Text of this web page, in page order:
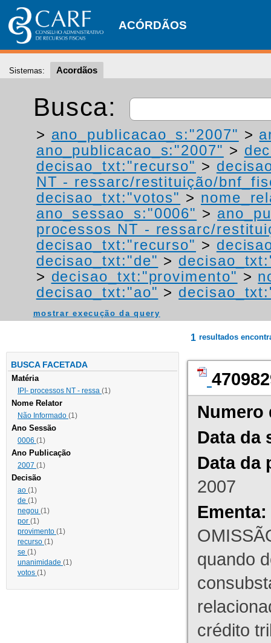
ACÓRDÃOS
Sistemas: Acordãos
Busca:
> ano_publicacao_s:"2007" >
ano_publicacao_s:"2007" >
decisao_txt:"recurso" >
NT - ressarc/restituição/
decisao_txt:"votos" >
ano_sessao_s:"0006" >
processos NT - ressarc/
decisao_txt:"recurso" >
decisao_txt:"de" >
> decisao_txt:"provimento" >
decisao_txt:"ao" >
mostrar execução da query
BUSCA FACETADA
Matéria
IPI- processos NT - ressa (1)
Nome Relator
Não Informado (1)
Ano Sessão
0006 (1)
Ano Publicação
2007 (1)
Decisão
ao (1)
de (1)
negou (1)
por (1)
provimento (1)
recurso (1)
se (1)
unanimidade (1)
votos (1)
1 resultados
Numero
Data da
Data da
2007
Ementa:
quando
crédito